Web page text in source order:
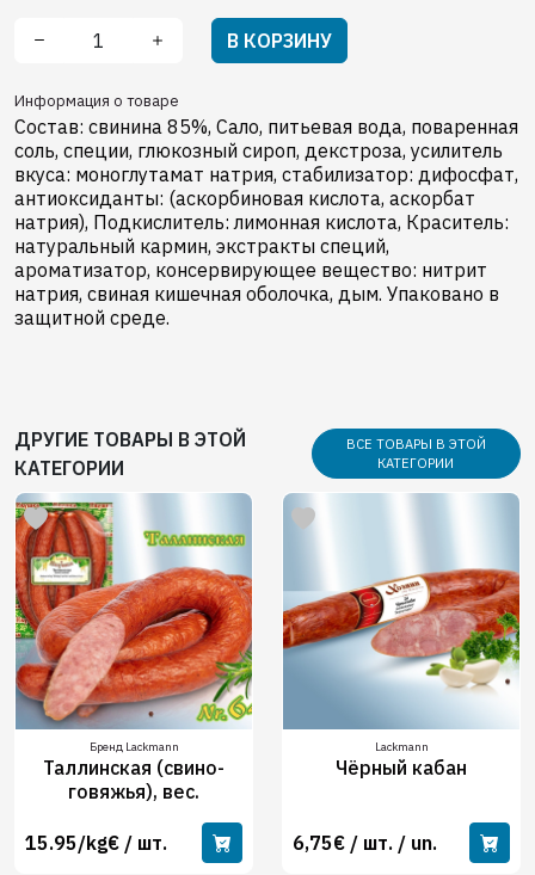
В КОРЗИНУ
Информация о товаре
Состав: свинина 85%, Сало, питьевая вода, поваренная
соль, cпеции, глюкозный сироп, декстроза, усилитель
вкуса: моноглутамат натрия, стабилизатор: дифосфат,
антиоксиданты: (аскорбиновая кислота, аскорбат
натрия), Подкислитель: лимонная кислота, Краситель:
натуральный кармин, экстракты специй,
ароматизатор, консервирующее вещество: нитрит
натрия, свиная кишечная оболочка, дым. Упаковано в
защитной среде.
ДРУГИЕ ТОВАРЫ В ЭТОЙ
КАТЕГОРИИ
ВСЕ ТОВАРЫ В ЭТОЙ
КАТЕГОРИИ
Бренд Lackmann
Таллинская (свино-
говяжья), вес.
15.95/kg€ / шт.
Lackmann
Чёрный кабан
6,75€ / шт. / un.